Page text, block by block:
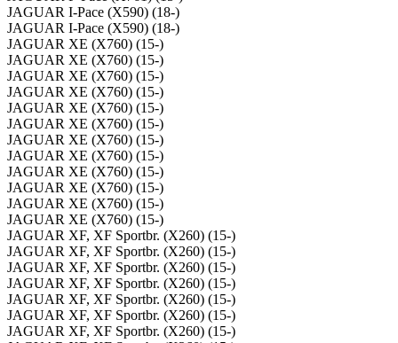
JAGUAR I-Pace (X590) (18-)
JAGUAR I-Pace (X590) (18-)
JAGUAR XE (X760) (15-)
JAGUAR XE (X760) (15-)
JAGUAR XE (X760) (15-)
JAGUAR XE (X760) (15-)
JAGUAR XE (X760) (15-)
JAGUAR XE (X760) (15-)
JAGUAR XE (X760) (15-)
JAGUAR XE (X760) (15-)
JAGUAR XE (X760) (15-)
JAGUAR XE (X760) (15-)
JAGUAR XE (X760) (15-)
JAGUAR XE (X760) (15-)
JAGUAR XF, XF Sportbr. (X260) (15-)
JAGUAR XF, XF Sportbr. (X260) (15-)
JAGUAR XF, XF Sportbr. (X260) (15-)
JAGUAR XF, XF Sportbr. (X260) (15-)
JAGUAR XF, XF Sportbr. (X260) (15-)
JAGUAR XF, XF Sportbr. (X260) (15-)
JAGUAR XF, XF Sportbr. (X260) (15-)